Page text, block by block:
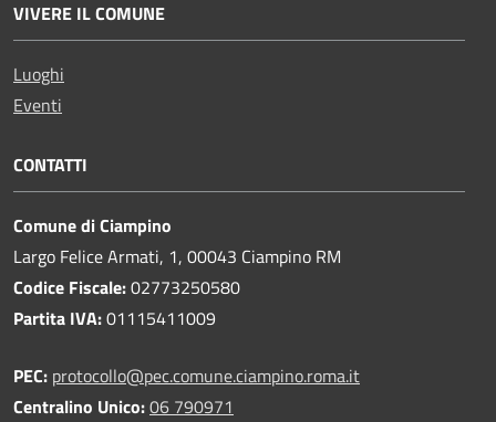
VIVERE IL COMUNE
Luoghi
Eventi
CONTATTI
Comune di Ciampino
Largo Felice Armati, 1, 00043 Ciampino RM
Codice Fiscale:02773250580
Partita IVA:01115411009
PEC: protocollo@pec.comune.ciampino.roma.it
Centralino Unico:06 790971